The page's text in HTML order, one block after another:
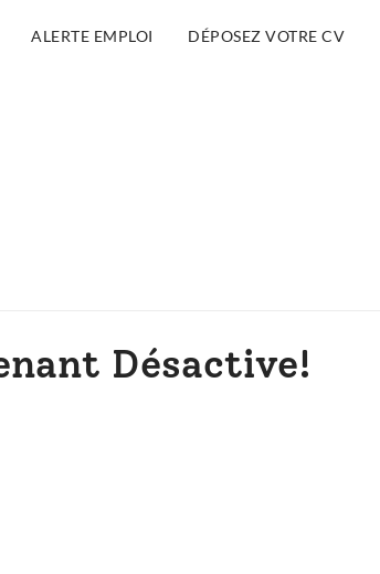
ALERTE EMPLOI DÉPOSEZ VOTRE CV
Désactive!